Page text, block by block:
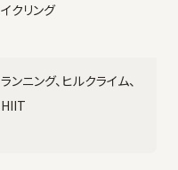
イクリング
ランニング、ヒルクライム、
HIIT